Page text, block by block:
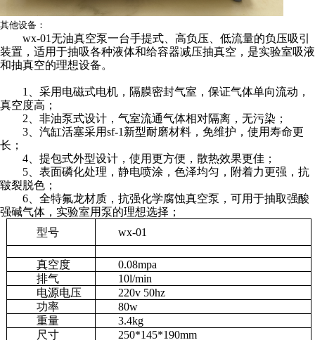
其他设备：
wx-01无油真空泵一台手提式、高负压、低流量的负压吸引
装置，适用于抽吸各种液体和给容器减压抽真空，是实验室吸液
和抽真空的理想设备。
1
、采用电磁式电机，隔膜密封气室，保证气体单向流动，
真空度高；
2 、非油泵式设计，气室流通气体相对隔离，无污染；
3 、汽缸活塞采用sf-1新型耐磨材料，免维护，使用寿命更
长；
4 、提包式外型设计，使用更方便，散热效果更佳；
5 、表面磷化处理，静电喷涂，色泽均匀，附着力更强，抗
皲裂脱色；
6 、全特氟龙材质，抗强化学腐蚀真空泵，可用于抽取强酸
强碱气体，实验室用泵的理想选择；
型号
wx-01
真空度
0.08mpa
排气
10l/min
电源电压
220v 50hz
功率
80w
重量
3.4kg
尺寸
250*145*190mm